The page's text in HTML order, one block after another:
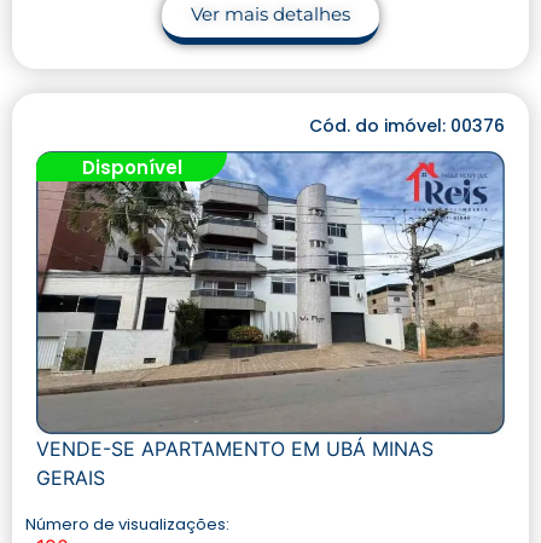
Ver mais detalhes
Cód. do imóvel: 00376
Disponível
VENDE-SE APARTAMENTO EM UBÁ MINAS
GERAIS
Número de visualizações: